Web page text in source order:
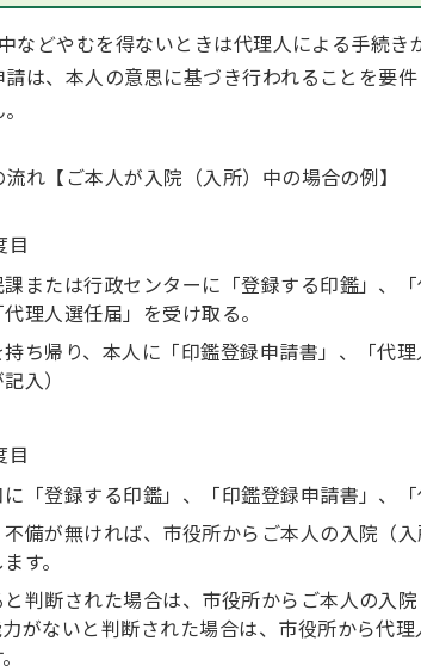
などやむを得ないときは代理人による手続き
は、本人の意思に基づき行われることを要
れ【ご本人が入院（入所）中の場合の例】
目
または行政センターに「登録する印鑑」、
理人選任届」を受け取る。
ち帰り、本人に「印鑑登録申請書」、「代
入）
目
「登録する印鑑」、「印鑑登録申請書」、「
備が無ければ、市役所からご本人の入院（
す。
判断された場合は、市役所からご本人の入
がないと判断された場合は、市役所から代